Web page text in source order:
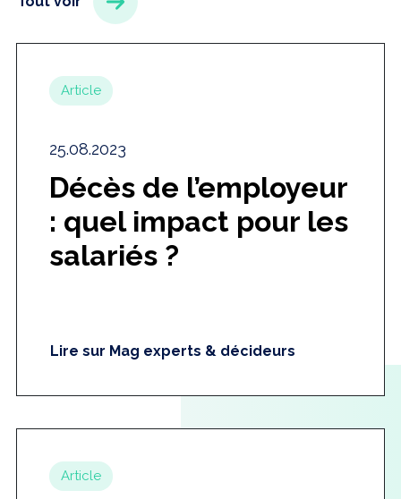
Article
25.08.2023
Décès de l’employeur
: quel impact pour les
salariés ?
Lire sur Mag experts & décideurs
Article